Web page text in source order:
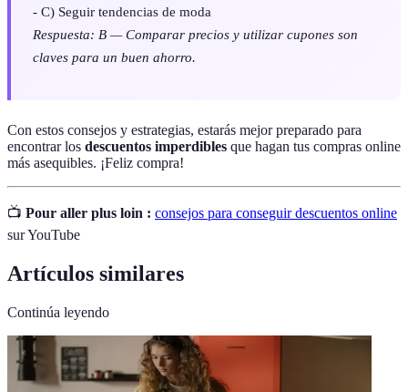
- C) Seguir tendencias de moda
Respuesta: B — Comparar precios y utilizar cupones son
claves para un buen ahorro.
Con estos consejos y estrategias, estarás mejor preparado para
encontrar los descuentos imperdibles que hagan tus compras online
más asequibles. ¡Feliz compra!
📺 Pour aller plus loin : consejos para conseguir descuentos online
sur YouTube
Artículos similares
Continúa leyendo